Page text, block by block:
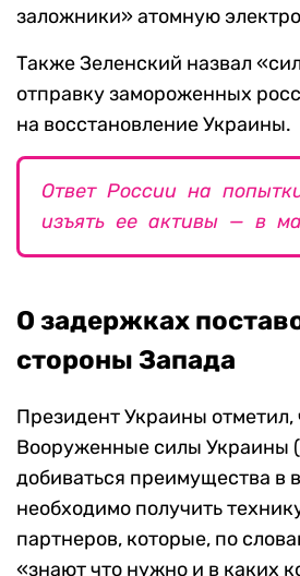
заложники» атомную
Также Зеленский назвал
отправку замороженных
на восстановление Украины.
Ответ России на
изъять ее активы — в
О задержках
стороны Запада
Президент Украины отметил,
Вооруженные силы Украины
добиваться преимущества в
необходимо получить
партнеров, которые, по
«знают что нужно и в каких